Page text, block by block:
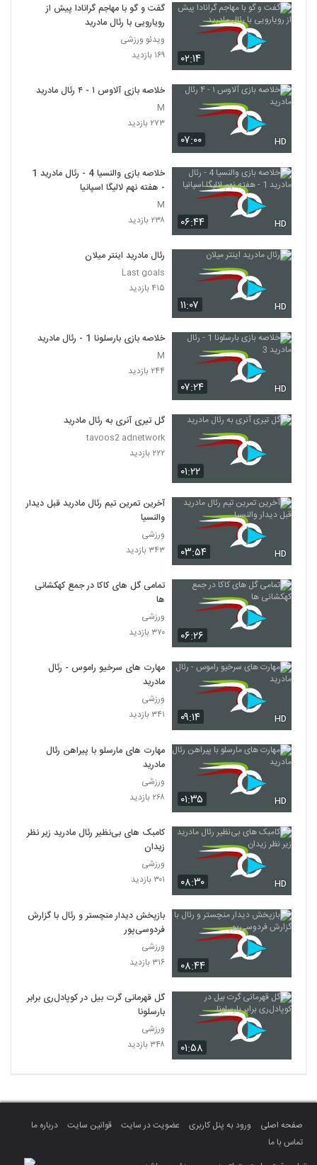
۰۲:۱۴
گفت و گو با مهاجم گرانادا پیش از
رویارویی با رئال مادرید
ویدئو ورزشی
۱۶۹ بازدید
۰۷:۰۰ HD
خلاصه بازی آلاوس ۱ - ۴ رئال مادرید
M
۲۷۳ بازدید
۰۶:۴۴ HD
خلاصه بازی والنسیا 4 - رئال مادرید 1
- هفته نهم لالیگا اسپانیا
M
۲۳۸ بازدید
۱۱:۰۷ HD
رئال مادرید اینتر میلان
Last goals
۴۱۵ بازدید
۰۷:۲۴ HD
خلاصه بازی بارسلونا 1 - رئال مادرید 3
M
۲۴۴ بازدید
۰۱:۲۲
گل تیری آنری به رئال مادرید
tavoos2 adnetwork
۲۲۲ بازدید
۰۳:۵۴ HD
آخرین تمرین تیم رئال مادرید قبل دیدار
والنسیا
ورزشی
۳۴۳ بازدید
۰۶:۲۶
تمامی گل های کاکا در جمع کهکشانی
ها
ورزشی
۳۷۰ بازدید
۰۹:۱۴ HD
مهارت های سرخیو راموس - رئال
مادرید
ورزشی
۳۴۱ بازدید
۰۱:۳۵ HD
مهارت های مارسلو با پیراهن رئال
مادرید
ورزشی
۲۶۸ بازدید
۰۸:۳۰ HD
کامبک‌ های بی‌نظیر رئال مادرید زیر نظر
زیدان
ورزشی
۳۰۱ بازدید
۰۸:۴۴
بازپخش دیدار منچستر و رئال با گزارش
فردوسی‌پور
ورزشی
۳۱۶ بازدید
۰۱:۵۸
گل قهرمانی گرت بیل در کوپادل‌ری برابر
بارسلونا
ورزشی
۳۴۸ بازدید
صفحه اصلی ورود به پنل کاربری عضویت در سایت قوانین سایت
درباره ما
تماس با ما